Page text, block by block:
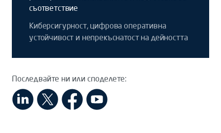
съответствие
Киберсигурност, цифрова оперативна
устойчивост и непрекъснатост на дейността
Последвайте ни или споделете: